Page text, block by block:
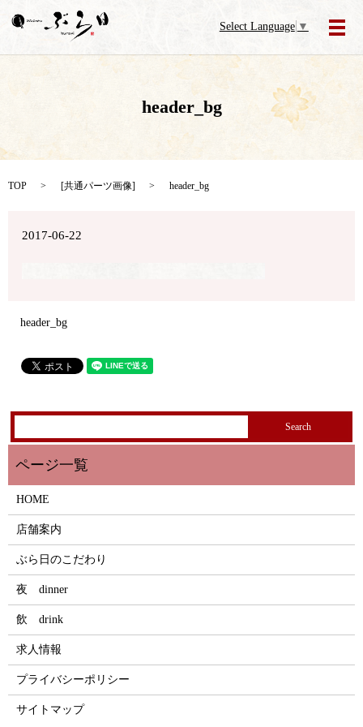
Select Language ▼
メ
header_bg
TOP [共通パーツ画像] header_bg
2017-06-22
header_bg
HOME
店舗案内
ぶら日のこだわり
夜 dinner
飲 drink
求人情報
プライバシーポリシー
サイトマップ